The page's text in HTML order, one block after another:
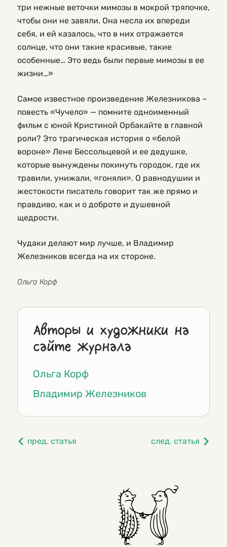
три нежные веточки мимозы в мокрой тряпочке,
чтобы они не завяли. Она несла их впереди
себя, и ей казалось, что в них отражается
солнце, что они такие красивые, такие
особенные… Это ведь были первые мимозы в ее
жизни…»
Самое известное произведение Железникова –
повесть «Чучело» — помните одноименный
фильм с юной Кристиной Орбакайте в главной
роли? Это трагическая история о «белой
вороне» Лене Бессольцевой и ее дедушке,
которые вынуждены покинуть городок, где их
травили, унижали, «гоняли». О равнодушии и
жестокости писатель говорит так же прямо и
правдиво, как и о доброте и душевной
щедрости.
Чудаки делают мир лучше, и Владимир
Железников всегда на их стороне.
Ольга Корф
Авторы и художники на
сайте журнала
Ольга Корф
Владимир Железников
пред. статья след. статья